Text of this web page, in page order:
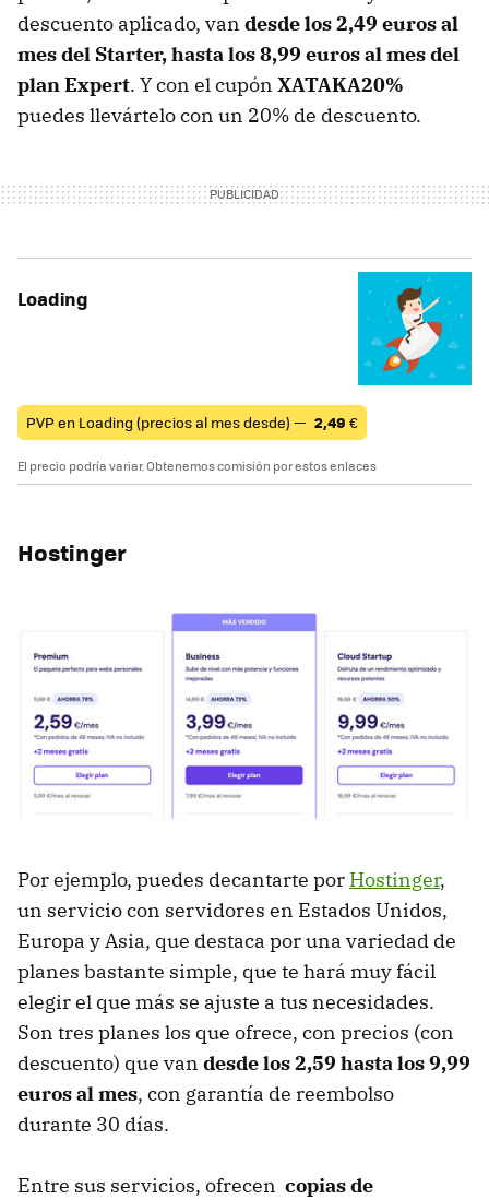
descuento aplicado, van desde los 2,49 euros al
mes del Starter, hasta los 8,99 euros al mes del
plan Expert. Y con el cupón XATAKA20%
puedes llevártelo con un 20% de descuento.
Loading
PVP en Loading (precios al mes desde) — 2,49 €
El precio podría variar. Obtenemos comisión por estos enlaces
Hostinger
Por ejemplo, puedes decantarte por Hostinger,
un servicio con servidores en Estados Unidos,
Europa y Asia, que destaca por una variedad de
planes bastante simple, que te hará muy fácil
elegir el que más se ajuste a tus necesidades.
Son tres planes los que ofrece, con precios (con
descuento) que van desde los 2,59 hasta los 9,99
euros al mes, con garantía de reembolso
durante 30 días.
Entre sus servicios, ofrecen copias de